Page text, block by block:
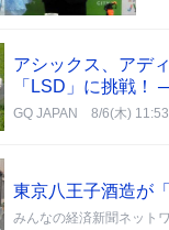
アシックス、アデ
「LSD」に挑戦！
GQ JAPAN 8/6(木) 11:53
東京八王子酒造が
みんなの経済新聞ネット